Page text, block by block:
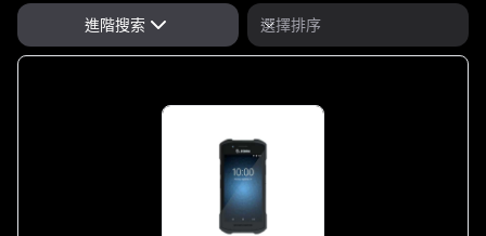
進階搜索 選擇排序